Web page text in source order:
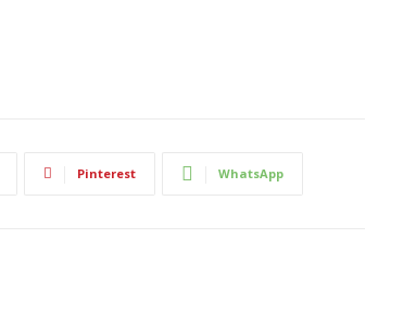
Pinterest WhatsApp